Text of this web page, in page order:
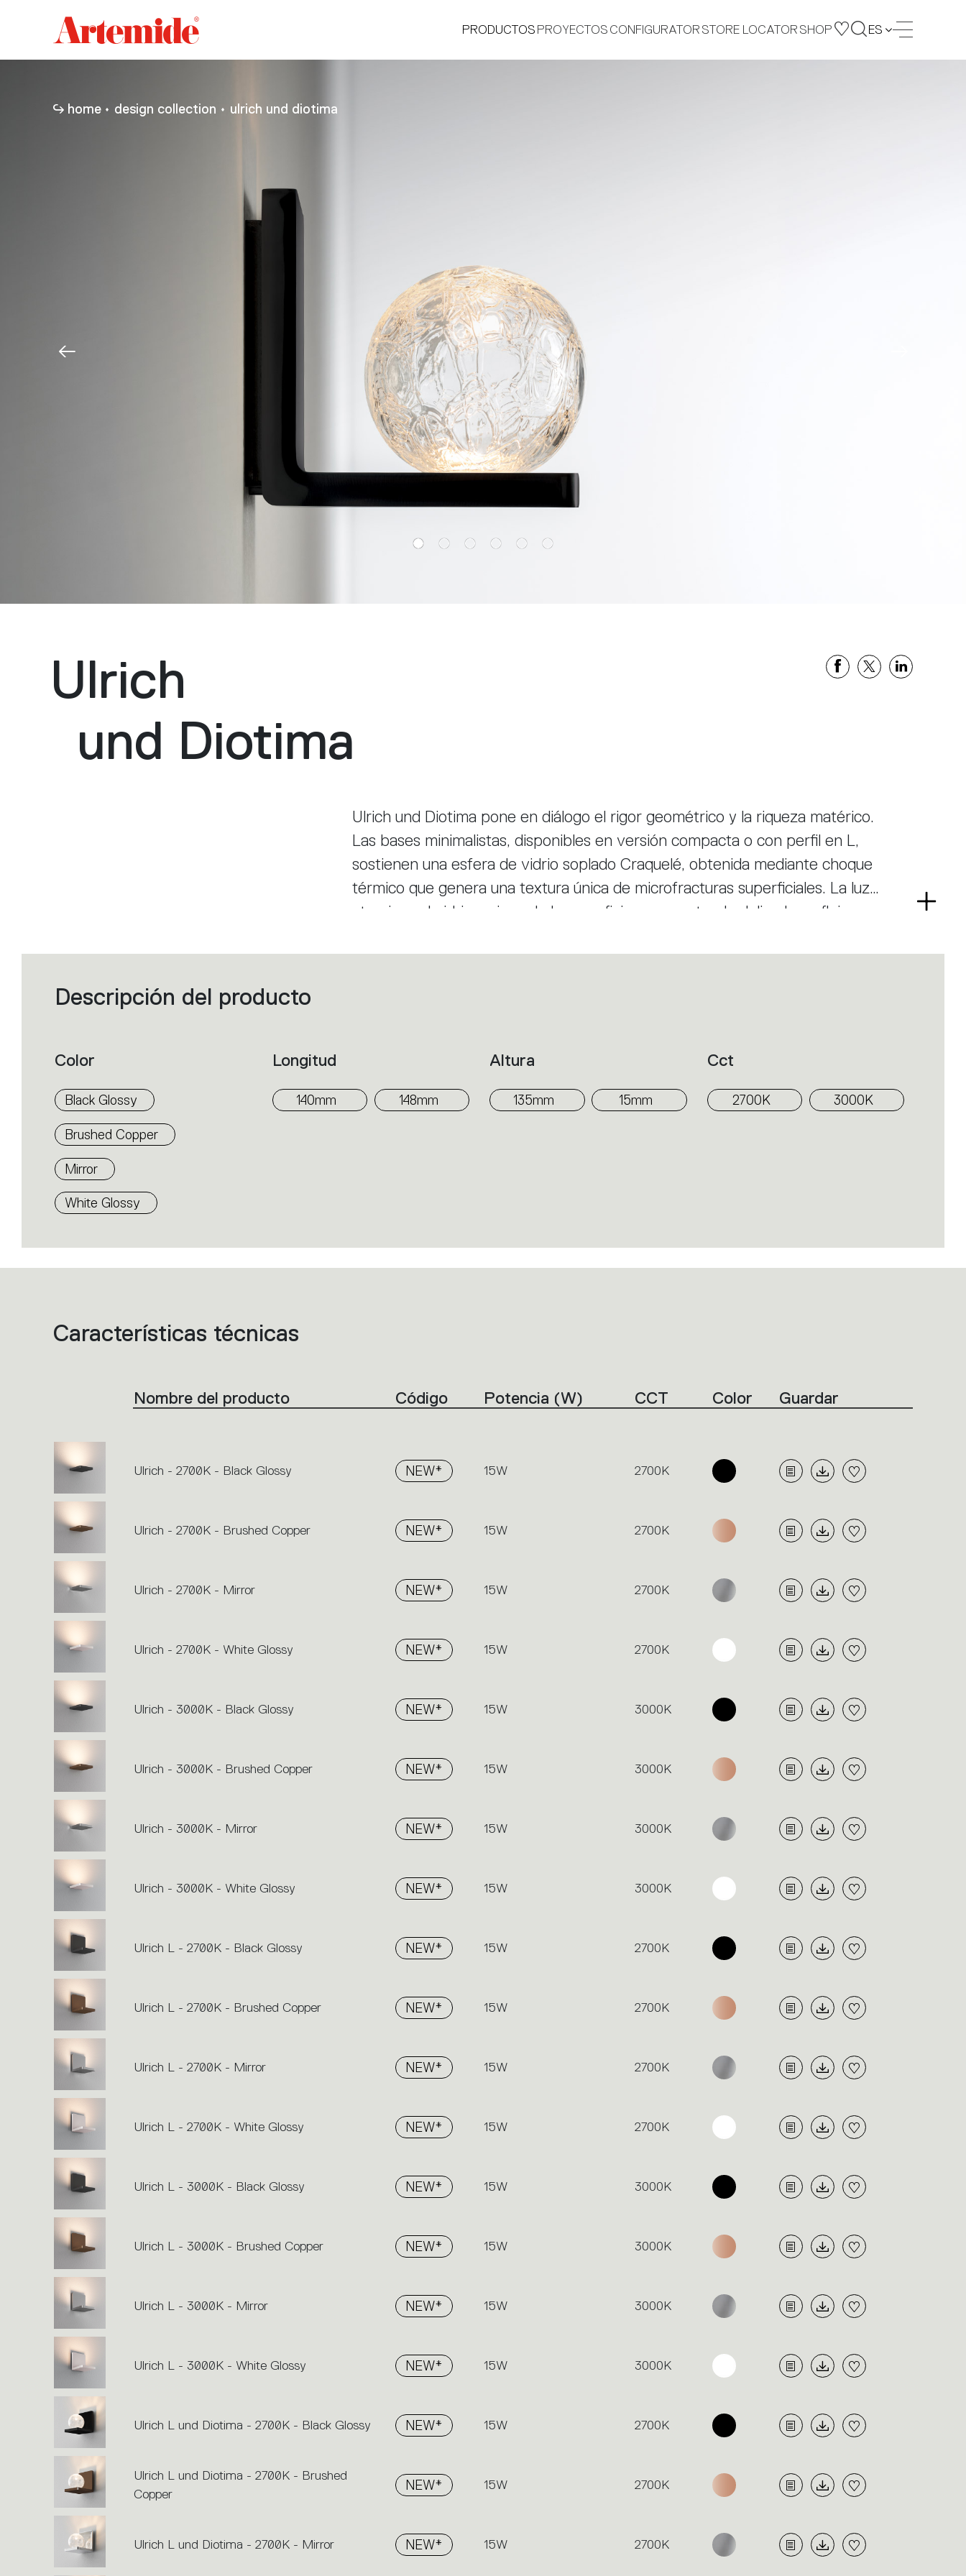
Artemide
home
PRODUCTOS PROYECTOS CONFIGURATOR STORE LOCATOR SHOP ES
home design collection ulrich und diotima
Ulrich
und Diotima
Ulrich und Diotima pone en diálogo el rigor geométrico y la riqueza matérico.
Las bases minimalistas, disponibles en versión compacta o con perfil en L,
sostienen una esfera de vidrio soplado Craquelé, obtenida mediante choque
térmico que genera una textura única de microfracturas superficiales. La luz
atraviesa el vidrio, animando la superficie y proyectando delicados reflejos en
optimiza los componentes, manteniendo una alta calidad lumínica. Es una
Read
Filters
that
the
the
filters
to
the
desired
Descripción del producto
Color
Black Glossy
Brushed Copper
Mirror
White Glossy
Longitud
140mm 148mm
Altura
135mm 15mm
Cct
2700K 3000K
List
of
action.
Características técnicas
Nombre del producto Código Potencia (W) CCT Color Guardar
Ulrich - 2700K - Black Glossy NEW* 15W 2700K
Ulrich - 2700K - Brushed Copper NEW* 15W 2700K
Ulrich - 2700K - Mirror NEW* 15W 2700K
Ulrich - 2700K - White Glossy NEW* 15W 2700K
Ulrich - 3000K - Black Glossy NEW* 15W 3000K
Ulrich - 3000K - Brushed Copper NEW* 15W 3000K
Ulrich - 3000K - Mirror NEW* 15W 3000K
Ulrich - 3000K - White Glossy NEW* 15W 3000K
Ulrich L - 2700K - Black Glossy NEW* 15W 2700K
Ulrich L - 2700K - Brushed Copper NEW* 15W 2700K
Ulrich L - 2700K - Mirror NEW* 15W 2700K
Ulrich L - 2700K - White Glossy NEW* 15W 2700K
Ulrich L - 3000K - Black Glossy NEW* 15W 3000K
Ulrich L - 3000K - Brushed Copper NEW* 15W 3000K
Ulrich L - 3000K - Mirror NEW* 15W 3000K
Ulrich L - 3000K - White Glossy NEW* 15W 3000K
Ulrich L und Diotima - 2700K - Black Glossy NEW* 15W 2700K
Ulrich L und Diotima - 2700K - Brushed
Copper
NEW* 15W 2700K
Ulrich L und Diotima - 2700K - Mirror NEW* 15W 2700K